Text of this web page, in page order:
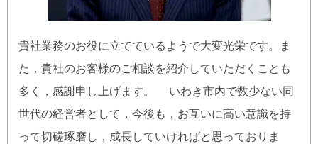
貴社業務のお役に立てているようで大変光栄です。ま
た，貴社のお客様のご相談を紹介していただくことも
多く，感謝申し上げます。 いわき市内で数少ない同
世代の経営者として，今後も，お互いに高い意識を持
って切磋琢磨し，成長していければと思っておりま